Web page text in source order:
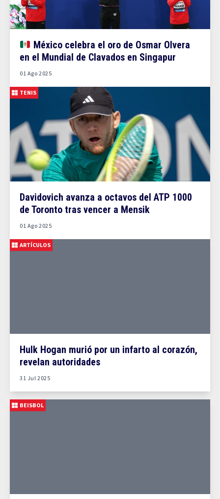
México celebra el oro de Osmar Olvera
en el Mundial de Clavados en Singapur
01 Ago 2025
TENIS
Davidovich avanza a octavos del ATP 1000
de Toronto tras vencer a Mensik
01 Ago 2025
ARTÍCULOS
Hulk Hogan murió por un infarto al corazón,
revelan autoridades
31 Jul 2025
BEISBOL